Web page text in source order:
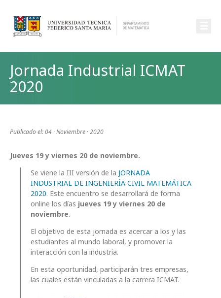
Jornada Industrial ICMAT
2020
Publicado el: 04 · Noviembre · 2020
Jueves 19 y viernes 20 de noviembre.
Se viene la III versión de la JORNADA
INDUSTRIAL DE INGENIERÍA CIVIL MATEMÁTICA
2020. Este encuentro se desarrollará de forma
online los días jueves 19 y viernes 20 de
noviembre.
El objetivo de esta jornada es acercar a los y las
estudiantes al mundo laboral, y promover la
interacción con la industria.
En esta oportunidad, participarán tres empresas,
las cuales están vinculadas a la carrera ICMAT.